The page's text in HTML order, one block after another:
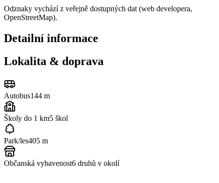
Odznaky vychází z veřejně dostupných dat (web developera,
OpenStreetMap).
Detailní informace
Lokalita & doprava
Autobus144 m
Školy do 1 km5 škol
Park/les405 m
Občanská vybavenost6 druhů v okolí